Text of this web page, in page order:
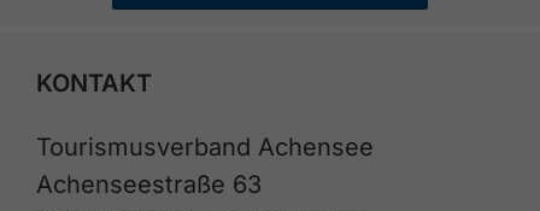
KONTAKT
Tourismusverband Achensee
Achenseestraße 63